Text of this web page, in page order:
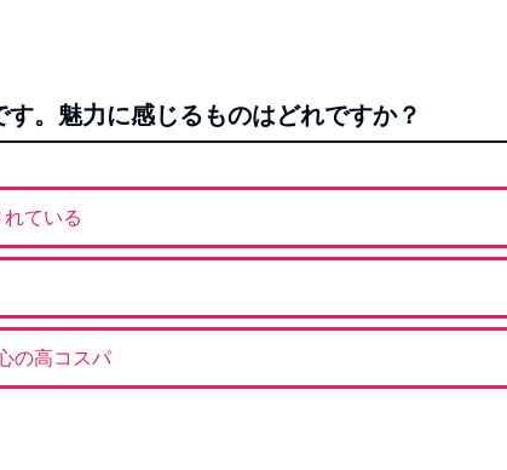
。魅力に感じるものはどれですか？
ている
の高コスパ